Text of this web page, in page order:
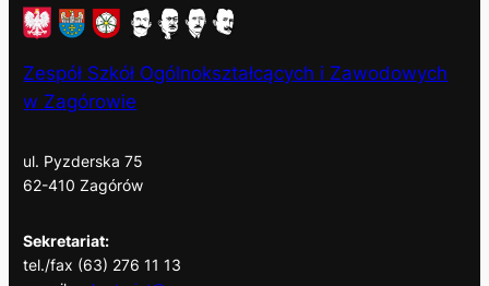
Zespół Szkół Ogólnokształcących i Zawodowych
w Zagórowie
ul. Pyzderska 75
62-410 Zagórów
Sekretariat:
tel./fax (63) 276 11 13